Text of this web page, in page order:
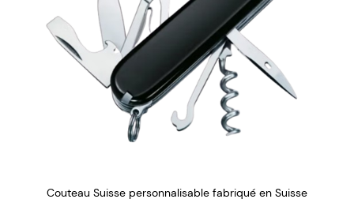
Couteau Suisse personnalisable fabriqué en Suisse